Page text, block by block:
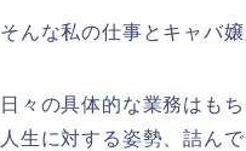
そんな私の仕事とキャバ
日々の具体的な業務はも
人生に対する姿勢、詰ん